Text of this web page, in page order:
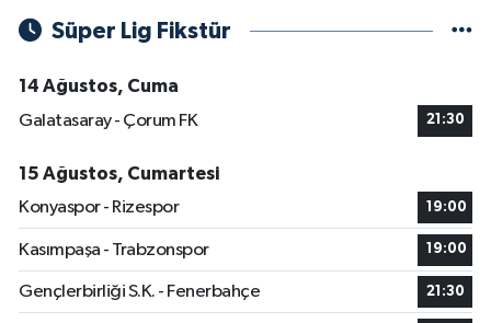
Süper Lig Fikstür
14 Ağustos, Cuma
Galatasaray - Çorum FK
21:30
15 Ağustos, Cumartesi
Konyaspor - Rizespor
19:00
Kasımpaşa - Trabzonspor 19:00
Gençlerbirliği S.K. - Fenerbahçe 21:30